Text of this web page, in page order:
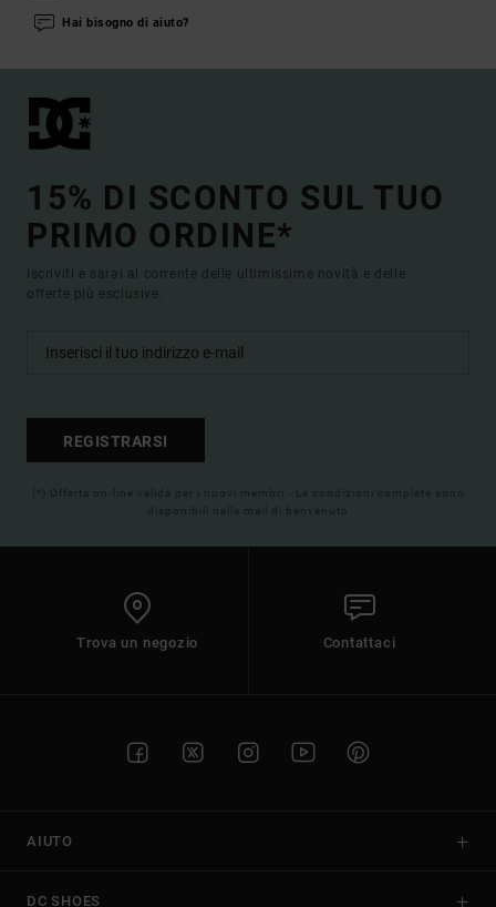
Hai bisogno di aiuto?
15% DI SCONTO SUL TUO
PRIMO ORDINE*
Iscriviti e sarai al corrente delle ultimissime novità e delle
offerte più esclusive.
REGISTRARSI
(*) Offerta on-line valida per i nuovi membri - Le condizioni complete sono
disponibili nella mail di benvenuto
Trova un negozio Contattaci
AIUTO
DC SHOES